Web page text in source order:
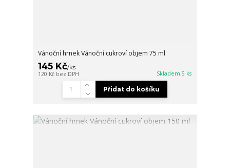
Vánoční hrnek Vánoční cukroví objem 75 ml
145 Kč/ks
120 Kč bez DPH Skladem 5 ks
Přidat do košíku